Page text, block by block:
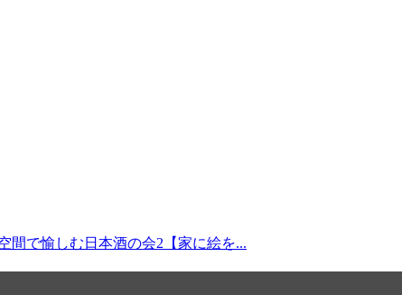
間で愉しむ日本酒の会2【家に絵を...